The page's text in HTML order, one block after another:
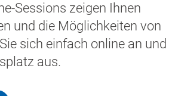
Sessions zeigen Ihnen
und die Möglichkeiten von
sich einfach online an und
aus.